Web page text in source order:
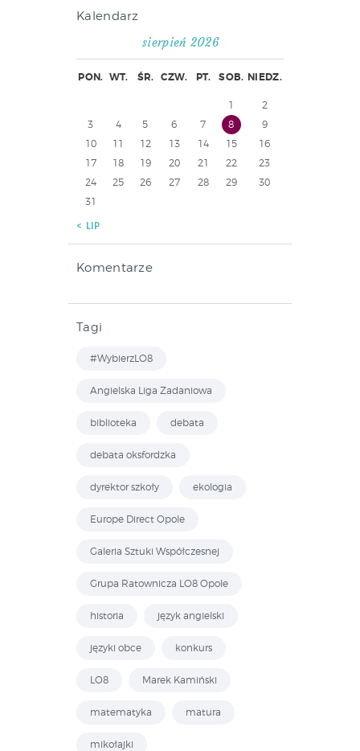
Kalendarz
sierpień 2026
PON. WT. ŚR. CZW. PT. SOB. NIEDZ.
1
2
3
4 5 6 7 8
9
10
11 12 13 14 15
16
17
18 19 20 21 22
23
24
25 26 27 28 29
30
31
« LIP
Komentarze
Tagi
#WybierzLO8
Angielska Liga Zadaniowa
biblioteka debata
debata oksfordzka
dyrektor szkoły ekologia
Europe Direct Opole
Galeria Sztuki Współczesnej
Grupa Ratownicza LO8 Opole
historia język angielski
języki obce konkurs
LO8 Marek Kamiński
matematyka matura
mikołajki